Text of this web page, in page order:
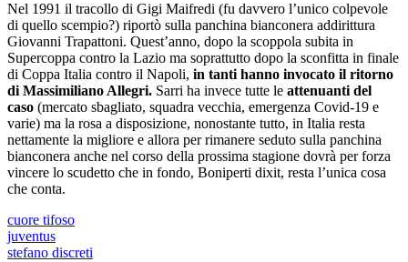
Nel 1991 il tracollo di Gigi Maifredi (fu davvero l’unico colpevole
di quello scempio?) riportò sulla panchina bianconera addirittura
Giovanni Trapattoni. Quest’anno, dopo la scoppola subita in
Supercoppa contro la Lazio ma soprattutto dopo la sconfitta in finale
di Coppa Italia contro il Napoli, in tanti hanno invocato il ritorno
di Massimiliano Allegri. Sarri ha invece tutte le attenuanti del
caso (mercato sbagliato, squadra vecchia, emergenza Covid-19 e
varie) ma la rosa a disposizione, nonostante tutto, in Italia resta
nettamente la migliore e allora per rimanere seduto sulla panchina
bianconera anche nel corso della prossima stagione dovrà per forza
vincere lo scudetto che in fondo, Boniperti dixit, resta l’unica cosa
che conta.
cuore tifoso
juventus
stefano discreti